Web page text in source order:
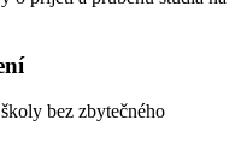
bez zbytečného